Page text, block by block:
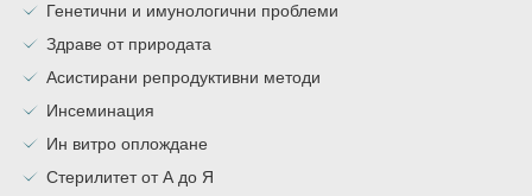
Генетични и имунологични проблеми
Здраве от природата
Асистирани репродуктивни методи
Инсеминация
Ин витро оплождане
Стерилитет от А до Я